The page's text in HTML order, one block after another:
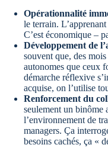
Opérationnalité
le terrain.
C’est économique –
Développement de
souvent que, des
autonomes que ceux
démarche réflexive
acquise, on l’utilise
Renforcement du
seulement un binôme
l’environnement de
managers. Ça
besoins cachés, ça «